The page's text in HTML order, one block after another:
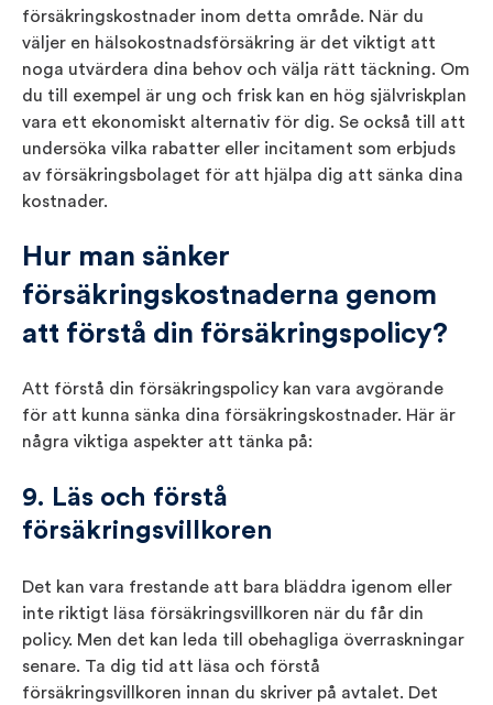
försäkringskostnader inom detta område. När du
väljer en hälsokostnadsförsäkring är det viktigt att
noga utvärdera dina behov och välja rätt täckning. Om
du till exempel är ung och frisk kan en hög självriskplan
vara ett ekonomiskt alternativ för dig. Se också till att
undersöka vilka rabatter eller incitament som erbjuds
av försäkringsbolaget för att hjälpa dig att sänka dina
kostnader.
Hur man sänker
försäkringskostnaderna genom
att förstå din försäkringspolicy?
Att förstå din försäkringspolicy kan vara avgörande
för att kunna sänka dina försäkringskostnader. Här är
några viktiga aspekter att tänka på:
9. Läs och förstå
försäkringsvillkoren
Det kan vara frestande att bara bläddra igenom eller
inte riktigt läsa försäkringsvillkoren när du får din
policy. Men det kan leda till obehagliga överraskningar
senare. Ta dig tid att läsa och förstå
försäkringsvillkoren innan du skriver på avtalet. Det